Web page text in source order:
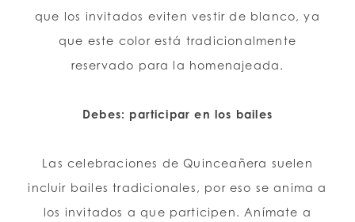
que los invitados eviten vestir de blanco, ya
que este color está tradicionalmente
reservado para la homenajeada.
Debes: participar en los bailes
Las celebraciones de Quinceañera suelen
incluir bailes tradicionales, por eso se anima a
los invitados a que participen. Anímate a